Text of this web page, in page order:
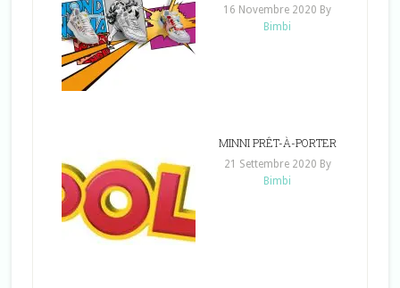
16 Novembre 2020 By
Bimbi
MINNI PRÊT-À-PORTER
21 Settembre 2020 By
Bimbi